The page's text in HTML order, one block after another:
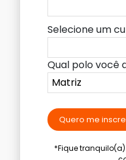
Selecione um
Qual polo você
Quero me
*Fique